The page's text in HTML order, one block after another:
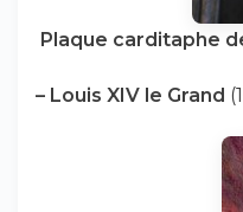
Plaque carditaphe
– Louis XIV le Grand